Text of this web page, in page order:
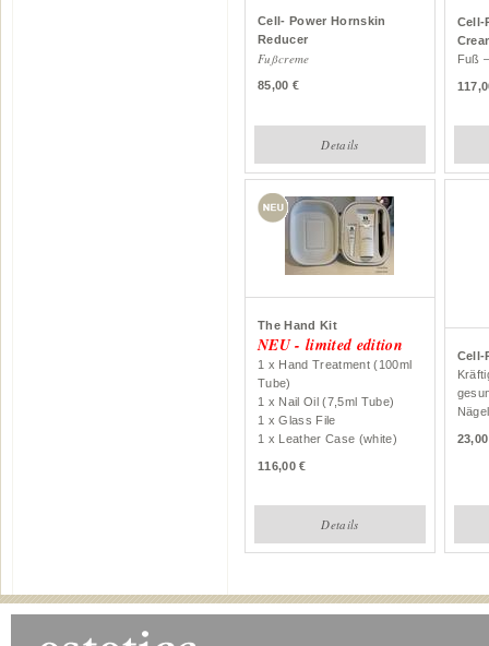
Cell- Power Hornskin
Reducer
Fußcreme
85,00
Details
Cell-
Fuß
The Hand Kit
NEU - limited edition
1 x Hand Treatment (100ml
Tube)
1 x Nail Oil (7,5ml Tube)
1 x Glass File
1 x Leather Case (white)
116,00
Details
Cell-
23,00